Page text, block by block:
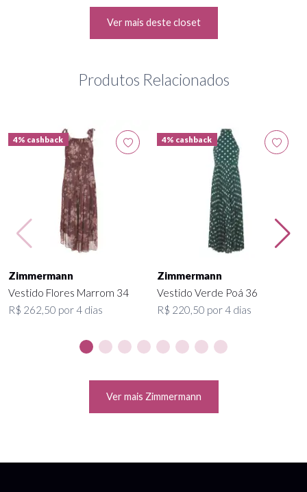
Ver mais deste closet
Produtos Relacionados
4% cashback
Zimmermann
Vestido Flores Marrom 34
R$ 262,50 por 4 dias
4% cashback
Zimmermann
Vestido Verde Poá 36
R$ 220,50 por 4 dias
Ver mais Zimmermann